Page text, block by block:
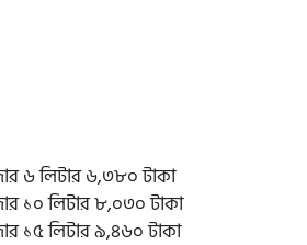
৬ লিটার ৬,৩৮০ টাকা
১০ লিটার ৮,০৩০ টাকা
১৫ লিটার ৯,৪৬০ টাকা